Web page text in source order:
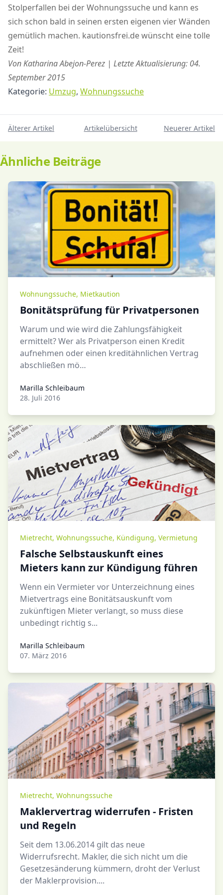
Stolperfallen bei der Wohnungssuche und kann es
sich schon bald in seinen ersten eigenen vier Wänden
gemütlich machen. kautionsfrei.de wünscht eine tolle
Zeit!
Von Katharina Abejon-Perez | Letzte Aktualisierung: 04.
September 2015
Kategorie: Umzug, Wohnungssuche
Älterer Artikel Artikelübersicht Neuerer Artikel
Ähnliche Beiträge
Wohnungssuche, Mietkaution
Bonitätsprüfung für Privatpersonen
Warum und wie wird die Zahlungsfähigkeit
ermittelt? Wer als Privatperson einen Kredit
aufnehmen oder einen kreditähnlichen Vertrag
abschließen mö…
Marilla Schleibaum
Marilla Schleibaum
28. Juli 2016
Mietrecht, Wohnungssuche, Kündigung, Vermietung
Falsche Selbstauskunft eines
Mieters kann zur Kündigung führen
Wenn ein Vermieter vor Unterzeichnung eines
Mietvertrags eine Bonitätsauskunft vom
zukünftigen Mieter verlangt, so muss diese
unbedingt richtig s...
Marilla Schleibaum
Marilla Schleibaum
07. März 2016
Mietrecht, Wohnungssuche
Maklervertrag widerrufen - Fristen
und Regeln
Seit dem 13.06.2014 gilt das neue
Widerrufsrecht. Makler, die sich nicht um die
Gesetzesänderung kümmern, droht der Verlust
der Maklerprovision....